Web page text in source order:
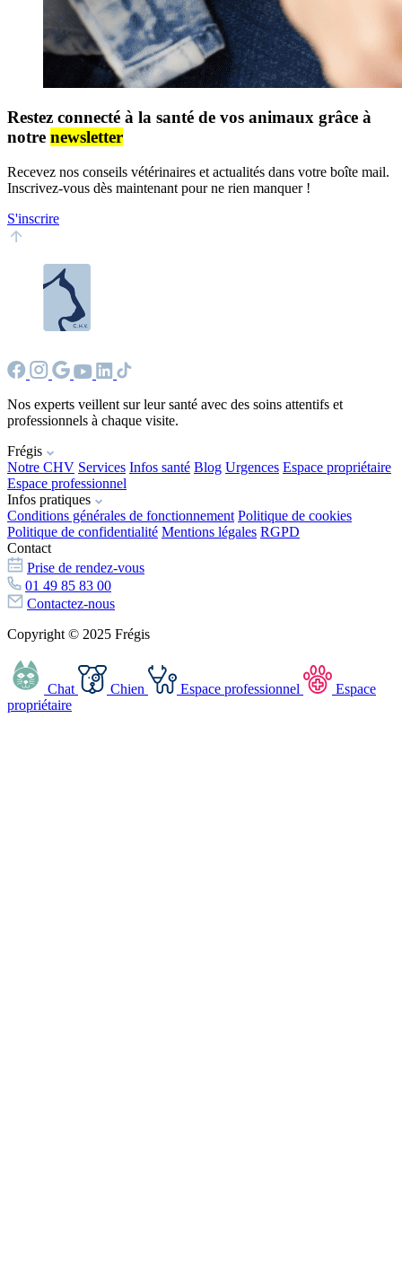
Restez connecté à la santé de vos animaux grâce à
notre newsletter
Recevez nos conseils vétérinaires et actualités dans votre boîte mail.
Inscrivez-vous dès maintenant pour ne rien manquer !
S'inscrire
Nos experts veillent sur leur santé avec des soins attentifs et
professionnels à chaque visite.
Frégis
Notre CHV Services Infos santé Blog Urgences Espace propriétaire
Espace professionnel
Infos pratiques
Conditions générales de fonctionnement Politique de cookies
Politique de confidentialité Mentions légales RGPD
Contact
Prise de rendez-vous
01 49 85 83 00
Contactez-nous
Copyright © 2025 Frégis
Chat Chien Espace professionnel
Espace
propriétaire